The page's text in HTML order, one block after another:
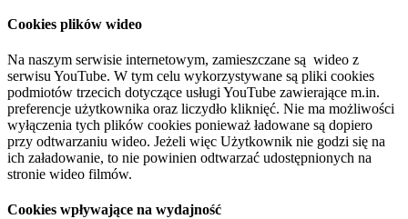
Cookies plików wideo
Na naszym serwisie internetowym, zamieszczane są wideo z
serwisu YouTube. W tym celu wykorzystywane są pliki cookies
podmiotów trzecich dotyczące usługi YouTube zawierające m.in.
preferencje użytkownika oraz liczydło kliknięć. Nie ma możliwości
wyłączenia tych plików cookies ponieważ ładowane są dopiero
przy odtwarzaniu wideo. Jeżeli więc Użytkownik nie godzi się na
ich załadowanie, to nie powinien odtwarzać udostępnionych na
stronie wideo filmów.
Cookies wpływające na wydajność